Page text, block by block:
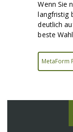
Wenn Sie
langfristig
deutlich
beste
MetaForm